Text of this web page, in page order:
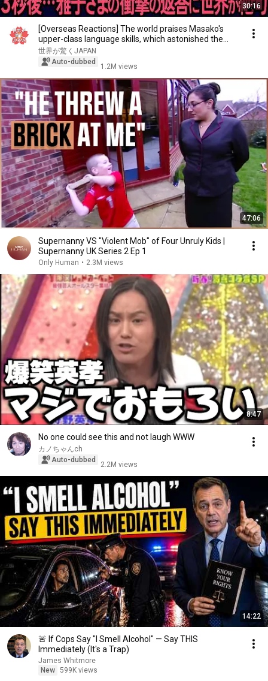
30:16
[Overseas Reactions] The world praises Masako's
upper-class language skills, which astonished the...
世界が驚くJAPAN
Auto-dubbed
1.2M views
47:06
Supernanny VS "Violent Mob" of Four Unruly Kids |
Supernanny UK Series 2 Ep 1
Only Human • 2.3M views
8:47
No one could see this and not laugh WWW
カノちゃんch
Auto-dubbed
2.2M views
14:22
🚨 If Cops Say "I Smell Alcohol" — Say THIS
Immediately (It's a Trap)
James Whitmore
New 599K views